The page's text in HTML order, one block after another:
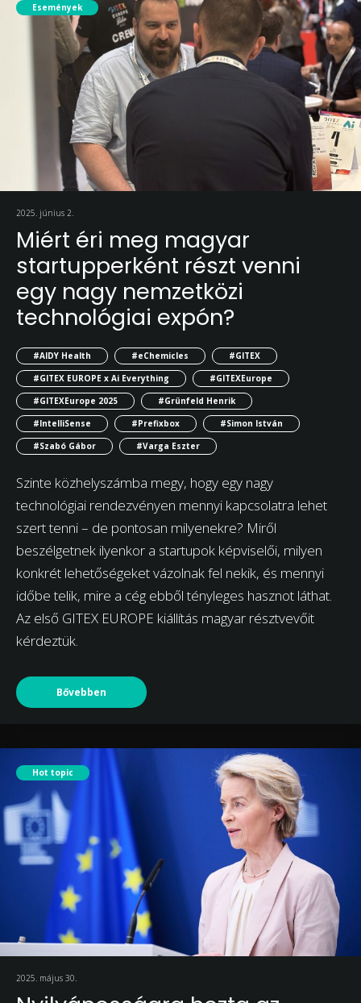
Események
2025. június 2.
Miért éri meg magyar
startupperként részt venni
egy nagy nemzetközi
technológiai expón?
#AIDY Health #eChemicles
#GITEX
#GITEX EUROPE x Ai Everything
#GITEXEurope
#GITEXEurope 2025
#Grünfeld Henrik
#IntelliSense
#Prefixbox
#Simon István
#Szabó Gábor
#Varga Eszter
Szinte közhelyszámba megy, hogy egy nagy
technológiai rendezvényen mennyi kapcsolatra lehet
szert tenni – de pontosan milyenekre? Miről
beszélgetnek ilyenkor a startupok képviselői, milyen
konkrét lehetőségeket vázolnak fel nekik, és mennyi
időbe telik, mire a cég ebből tényleges hasznot láthat.
Az első GITEX EUROPE kiállítás magyar résztvevőit
kérdeztük.
Bővebben
Hot topic
2025. május 30.